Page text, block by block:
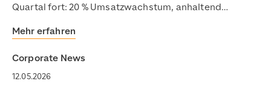
Quartal fort: 20 % Umsatzwachstum, anhaltend…
Mehr erfahren
Corporate News
12.05.2026